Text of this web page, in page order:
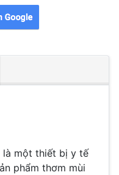
là một thiết bị y tế
phẩm thơm mùi